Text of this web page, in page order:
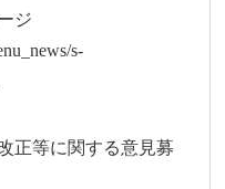
ジ
s-
正等に関する意見募